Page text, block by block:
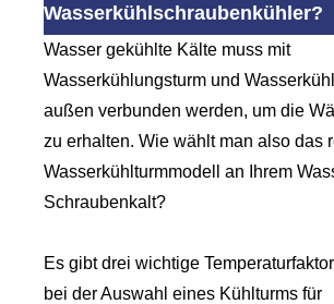
Wasserkühlschraubenkühler?
Wasser gekühlte Kälte muss mit
Wasserkühlungsturm und
außen verbunden werden, um die
zu erhalten. Wie wählt man also das
Wasserkühlturmmodell an Ihrem
Schraubenkalt?
Es gibt drei wichtige
bei der Auswahl eines Kühlturms für